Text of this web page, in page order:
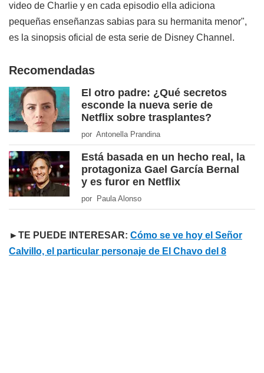
video de Charlie y en cada episodio ella adiciona
pequeñas enseñanzas sabias para su hermanita menor",
es la sinopsis oficial de esta serie de Disney Channel.
Recomendadas
El otro padre: ¿Qué secretos
esconde la nueva serie de
Netflix sobre trasplantes?
por Antonella Prandina
Está basada en un hecho real, la
protagoniza Gael García Bernal
y es furor en Netflix
por Paula Alonso
►TE PUEDE INTERESAR: Cómo se ve hoy el Señor
Calvillo, el particular personaje de El Chavo del 8